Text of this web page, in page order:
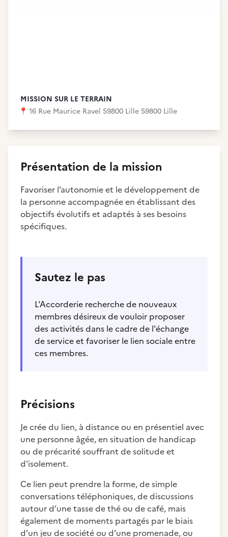
MISSION SUR LE TERRAIN
📍 16 Rue Maurice Ravel 59800 Lille 59800 Lille
Présentation de la mission
Favoriser l’autonomie et le développement de
la personne accompagnée en établissant des
objectifs évolutifs et adaptés à ses besoins
spécifiques.
Sautez le pas
L'Accorderie recherche de nouveaux
membres désireux de vouloir proposer
des activités dans le cadre de l'échange
de service et favoriser le lien sociale entre
ces membres.
Précisions
Je crée du lien, à distance ou en présentiel avec
une personne âgée, en situation de handicap
ou de précarité souffrant de solitude et
d'isolement.
Ce lien peut prendre la forme, de simple
conversations téléphoniques, de discussions
autour d’une tasse de thé ou de café, mais
également de moments partagés par le biais
d’un jeu de société ou d’une promenade, ou